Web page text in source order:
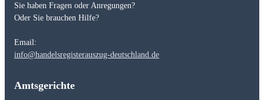
Sie haben Fragen oder Anregungen?
Oder Sie brauchen Hilfe?
Email:
info@handelsregisterauszug-deutschland.de
Amtsgerichte